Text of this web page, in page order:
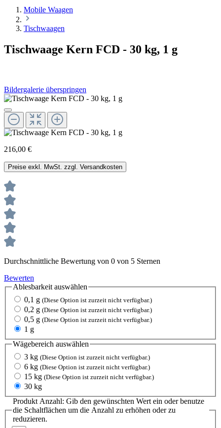
Mobile Waagen
Tischwaagen
Tischwaage Kern FCD - 30 kg, 1 g
Bildergalerie überspringen
216,00 €
Preise exkl. MwSt. zzgl. Versandkosten
Durchschnittliche Bewertung von 0 von 5 Sternen
Bewerten
Ablesbarkeitauswählen
0,1 g (Diese Option ist zurzeit nicht verfügbar.)
0,2 g (Diese Option ist zurzeit nicht verfügbar.)
0,5 g (Diese Option ist zurzeit nicht verfügbar.)
1 g
Wägebereich auswählen
3 kg (Diese Option ist zurzeit nicht verfügbar.)
6 kg (Diese Option ist zurzeit nicht verfügbar.)
15 kg (Diese Option ist zurzeit nicht verfügbar.)
30 kg
Produkt Anzahl: Gib den gewünschten Wert ein oder benutze
die Schaltflächen um die Anzahl zu erhöhen oder zu
reduzieren.